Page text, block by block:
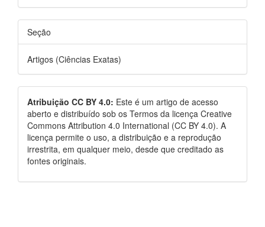
Seção
Artigos (Ciências Exatas)
Atribuição CC BY 4.0: Este é um artigo de acesso
aberto e distribuído sob os Termos da licença Creative
Commons Attribution 4.0 International (CC BY 4.0). A
licença permite o uso, a distribuição e a reprodução
irrestrita, em qualquer meio, desde que creditado as
fontes originais.